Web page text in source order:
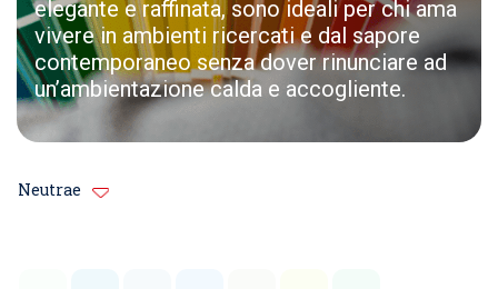
elegante e raffinata, sono ideali per chi ama
vivere in ambienti ricercati e dal sapore
contemporaneo senza dover rinunciare ad
un’ambientazione calda e accogliente.
Neutrae